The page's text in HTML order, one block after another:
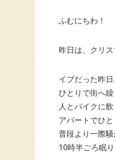
ふむにちわ！
昨日は、クリ
イブだった昨日
ひとりで街へ繰
人とバイクに
アパートでひと
普段より一際騒
10時半ごろ眠